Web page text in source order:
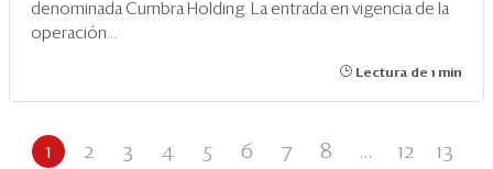
denominada Cumbra Holding. La entrada en vigencia de la
operación...
Lectura de 1 min
1 2 3 4 5 6 7 8 ... 12 13